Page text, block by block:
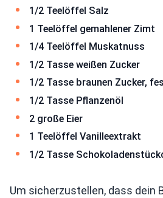
1/2 Teelöffel Salz
1 Teelöffel gemahlener Zimt
1/4 Teelöffel Muskatnuss
1/2 Tasse weißen Zucker
1/2 Tasse braunen Zucker,
1/2 Tasse Pflanzenöl
2 große Eier
1 Teelöffel Vanilleextrakt
1/2 Tasse
Um sicherzustellen, dass dein